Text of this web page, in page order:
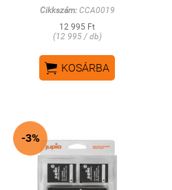
Cikkszám:CCA0019
12 995 Ft
(12 995 / db)
 KOSÁRBA
-3%